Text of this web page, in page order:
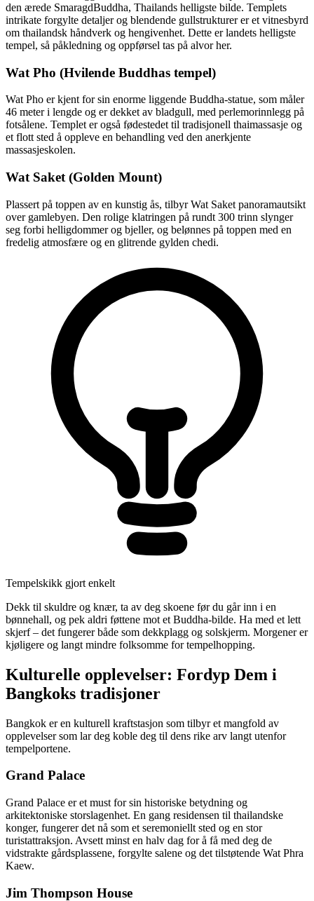
den ærede SmaragdBuddha, Thailands helligste bilde. Templets
intrikate forgylte detaljer og blendende gullstrukturer er et vitnesbyrd
om thailandsk håndverk og hengivenhet. Dette er landets helligste
tempel, så påkledning og oppførsel tas på alvor her.
Wat Pho (Hvilende Buddhas tempel)
Wat Pho er kjent for sin enorme liggende Buddha-statue, som måler
46 meter i lengde og er dekket av bladgull, med perlemorinnlegg på
fotsålene. Templet er også fødestedet til tradisjonell thaimassasje og
et flott sted å oppleve en behandling ved den anerkjente
massasjeskolen.
Wat Saket (Golden Mount)
Plassert på toppen av en kunstig ås, tilbyr Wat Saket panoramautsikt
over gamlebyen. Den rolige klatringen på rundt 300 trinn slynger
seg forbi helligdommer og bjeller, og belønnes på toppen med en
fredelig atmosfære og en glitrende gylden chedi.
Tempelskikk gjort enkelt
Dekk til skuldre og knær, ta av deg skoene før du går inn i en
bønnehall, og pek aldri føttene mot et Buddha-bilde. Ha med et lett
skjerf – det fungerer både som dekkplagg og solskjerm. Morgener er
kjøligere og langt mindre folksomme for tempelhopping.
Kulturelle opplevelser: Fordyp Dem i
Bangkoks tradisjoner
Bangkok er en kulturell kraftstasjon som tilbyr et mangfold av
opplevelser som lar deg koble deg til dens rike arv langt utenfor
tempelportene.
Grand Palace
Grand Palace er et must for sin historiske betydning og
arkitektoniske storslagenhet. En gang residensen til thailandske
konger, fungerer det nå som et seremoniellt sted og en stor
turistattraksjon. Avsett minst en halv dag for å få med deg de
vidstrakte gårdsplassene, forgylte salene og det tilstøtende Wat Phra
Kaew.
Jim Thompson House